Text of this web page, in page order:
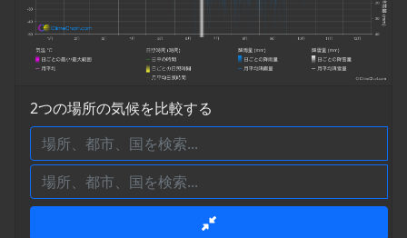
2つの場所の気候を比較する